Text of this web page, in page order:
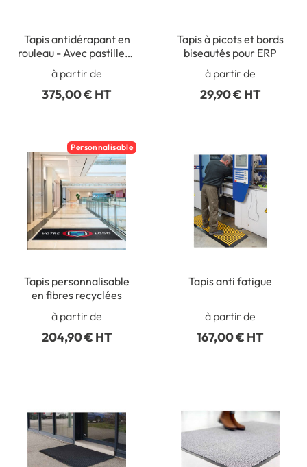
Tapis antidérapant en
rouleau - Avec pastilles -
Intérieur et extérieur
à partir de
375,00 € HT
Tapis à picots et bords
biseautés pour ERP
à partir de
29,90 € HT
Personnalisable
Tapis personnalisable
en fibres recyclées
à partir de
204,90 € HT
Tapis anti fatigue
à partir de
167,00 € HT